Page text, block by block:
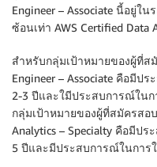
Engineer – Associate นี้อยู่ใ
ซ้อนเท่า AWS Certified Data
สำหรับกลุ่มเป้าหมายของผู้ที่ส
Engineer – Associate คือมีป
2-3 ปีและใมีประสบการณ์ในก
กลุ่มเป้าหมายของผู้ที่สมัครสอ
Analytics – Specialty คือมีป
5 ปีและมีประสบการณ์ในการ